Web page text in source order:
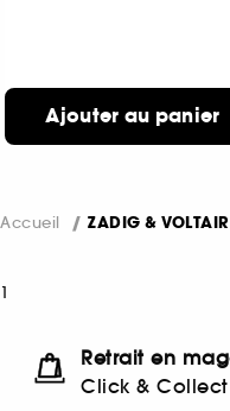
Ajouter au panier
Accueil ZADIG &
1
Retrait en
Click &